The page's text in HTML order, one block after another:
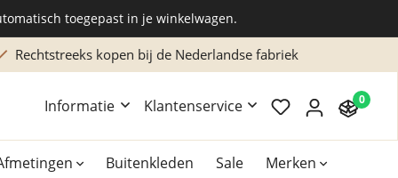
toegepast in je winkelwagen.
Rechtstreeks kopen bij de Nederlandse fabriek
Informatie Klantenservice 0
Buitenkleden Sale Merken